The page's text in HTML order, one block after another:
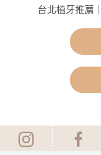
台北植牙推薦